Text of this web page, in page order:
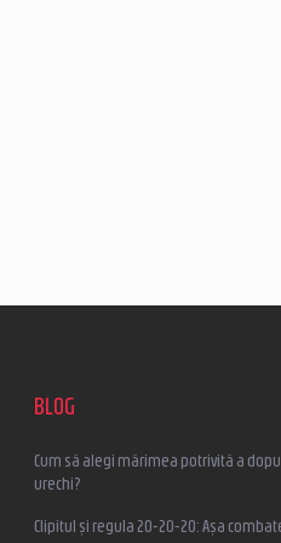
BLOG
Cum să alegi mărimea potrivită a
urechi?
Clipitul și regula 20-20-20: Așa